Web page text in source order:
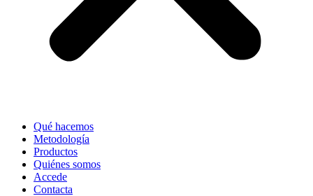
Qué hacemos
Metodología
Productos
Quiénes somos
Accede
Contacta